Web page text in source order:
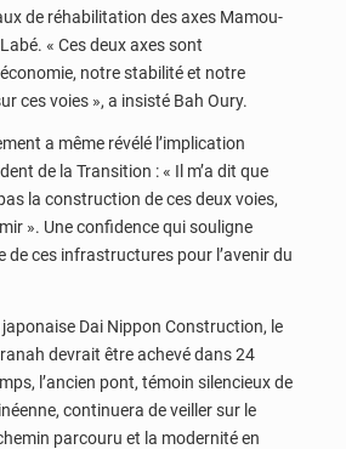
de réhabilitation des axes Mamou-
« Ces deux axes sont
notre stabilité et notre
ces voies », a insisté Bah Oury.
a même révélé l’implication
de la Transition : « Il m’a dit que
la construction de ces deux voies,
». Une confidence qui souligne
de ces infrastructures pour l’avenir du
japonaise Dai Nippon Construction, le
devrait être achevé dans 24
l’ancien pont, témoin silencieux de
continuera de veiller sur le
parcouru et la modernité en